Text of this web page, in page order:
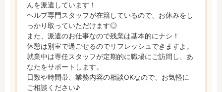
んを派遣しています！
ヘルプ専門スタッフが在籍しているので、お休みをし
っかり取っていただけます◎
また、派遣のお仕事なので残業は基本的にナシ！
休憩は別室で過ごせるのでリフレッシュできますよ。
就業中は専任スタッフが定期的に職場にご訪問し、あ
なたをサポートします。
日数や時間帯、業務内容の相談OKなので、お気軽に
ご相談ください♪